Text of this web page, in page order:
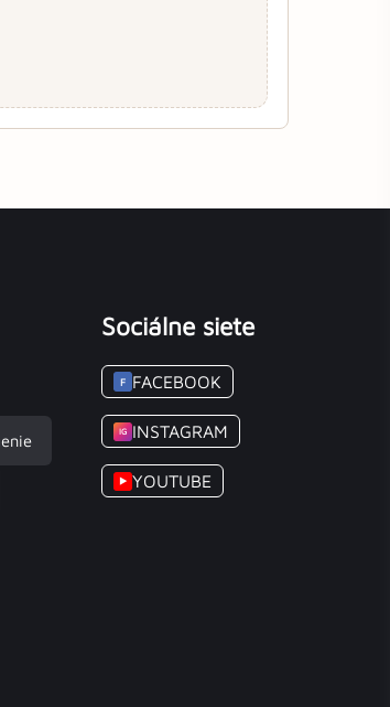
Sociálne siete
F FACEBOOK
IG INSTAGRAM
▶ YOUTUBE